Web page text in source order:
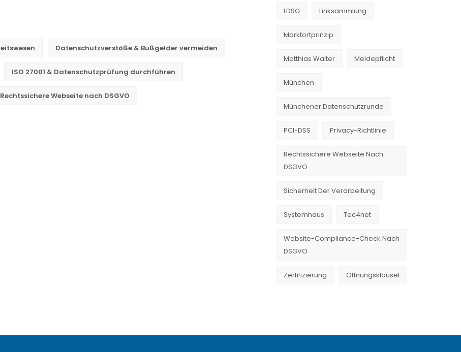
Datenschutzverstöße & Bußgelder vermeiden
ISO 27001 & Datenschutzprüfung durchführen
Rechtssichere Webseite nach DSGVO
LDSG Linksammlung
Marktortprinzip
Matthias Walter Meldepflicht
München
Münchener Datenschutzrunde
PCI-DSS Privacy-Richtlinie
Rechtssichere Webseite Nach
DSGVO
Sicherheit Der Verarbeitung
Systemhaus Tec4net
Website-Compliance-Check Nach
DSGVO
Zertifizierung Öffnungsklausel